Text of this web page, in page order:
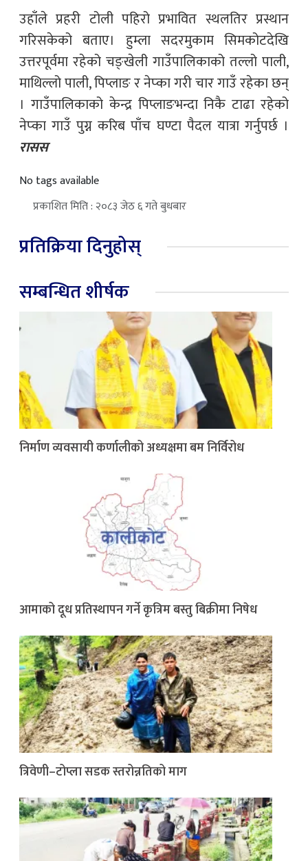
उहाँले प्रहरी टोली पहिरो प्रभावित स्थलतिर प्रस्थान
गरिसकेको बताए। हुम्ला सदरमुकाम सिमकोटदेखि
उत्तरपूर्वमा रहेको चङ्खेली गाउँपालिकाको तल्लो पाली,
माथिल्लो पाली, पिप्लाङ र नेप्का गरी चार गाउँ रहेका छन्
। गाउँपालिकाको केन्द्र पिप्लाङभन्दा निकै टाढा रहेको
नेप्का गाउँ पुग्न करिब पाँच घण्टा पैदल यात्रा गर्नुपर्छ ।
रासस
No tags available
प्रकाशित मिति : २०८३ जेठ ६ गते बुधबार
प्रतिक्रिया दिनुहोस्
सम्बन्धित शीर्षक
निर्माण व्यवसायी कर्णालीको अध्यक्षमा बम निर्विरोध
आमाको दूध प्रतिस्थापन गर्ने कृत्रिम बस्तु बिक्रीमा निषेध
त्रिवेणी–टोप्ला सडक स्तरोन्नतिको माग